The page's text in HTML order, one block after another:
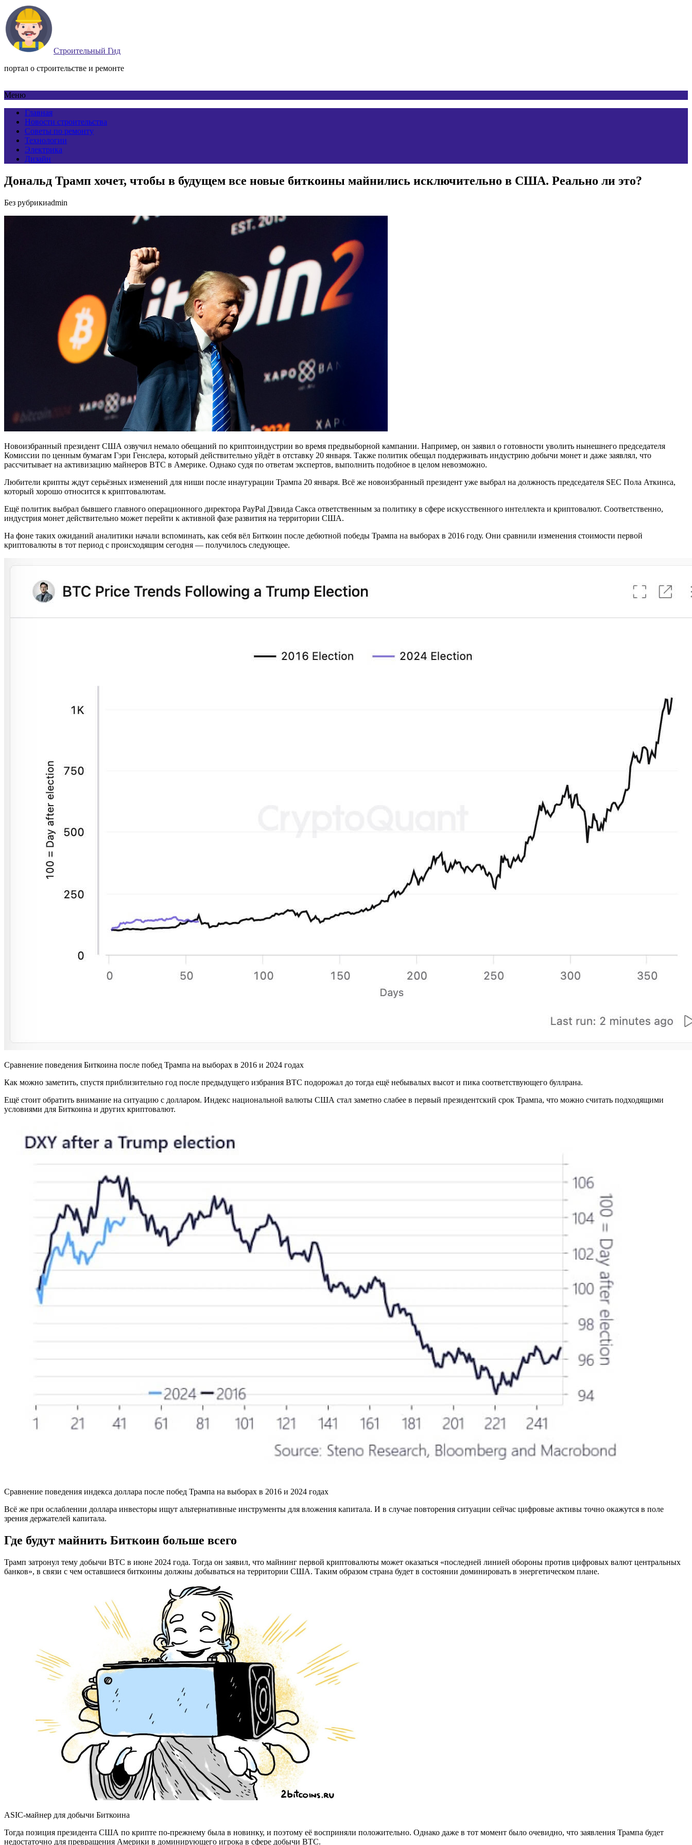
Строительный Гид
портал о строительстве и ремонте
Меню
Главная
Новости строительства
Советы по ремонту
Технологии
Электрика
Дизайн
Дональд Трамп хочет, чтобы в будущем все новые биткоины майнились исключительно в США. Реально ли это?
Без рубрикиadmin
Новоизбранный президент США озвучил немало обещаний по криптоиндустрии во время предвыборной кампании. Например, он заявил о готовности уволить нынешнего председателя
Комиссии по ценным бумагам Гэри Генслера, который действительно уйдёт в отставку 20 января. Также политик обещал поддерживать индустрию добычи монет и даже заявлял, что
рассчитывает на активизацию майнеров BTC в Америке. Однако судя по ответам экспертов, выполнить подобное в целом невозможно.
Любители крипты ждут серьёзных изменений для ниши после инаугурации Трампа 20 января. Всё же новоизбранный президент уже выбрал на должность председателя SEC Пола Аткинса,
который хорошо относится к криптовалютам.
Ещё политик выбрал бывшего главного операционного директора PayPal Дэвида Сакса ответственным за политику в сфере искусственного интеллекта и криптовалют. Соответственно,
индустрия монет действительно может перейти к активной фазе развития на территории США.
На фоне таких ожиданий аналитики начали вспоминать, как себя вёл Биткоин после дебютной победы Трампа на выборах в 2016 году. Они сравнили изменения стоимости первой
криптовалюты в тот период с происходящим сегодня — получилось следующее.
Сравнение поведения Биткоина после побед Трампа на выборах в 2016 и 2024 годах
Как можно заметить, спустя приблизительно год после предыдущего избрания BTC подорожал до тогда ещё небывалых высот и пика соответствующего буллрана.
Ещё стоит обратить внимание на ситуацию с долларом. Индекс национальной валюты США стал заметно слабее в первый президентский срок Трампа, что можно считать подходящими
условиями для Биткоина и других криптовалют.
Сравнение поведения индекса доллара после побед Трампа на выборах в 2016 и 2024 годах
Всё же при ослаблении доллара инвесторы ищут альтернативные инструменты для вложения капитала. И в случае повторения ситуации сейчас цифровые активы точно окажутся в поле
зрения держателей капитала.
Где будут майнить Биткоин больше всего
Трамп затронул тему добычи BTC в июне 2024 года. Тогда он заявил, что майнинг первой криптовалюты может оказаться «последней линией обороны против цифровых валют центральных
банков», в связи с чем оставшиеся биткоины должны добываться на территории США. Таким образом страна будет в состоянии доминировать в энергетическом плане.
ASIC-майнер для добычи Биткоина
Тогда позиция президента США по крипте по-прежнему была в новинку, и поэтому её восприняли положительно. Однако даже в тот момент было очевидно, что заявления Трампа будет
недостаточно для превращения Америки в доминирующего игрока в сфере добычи BTC.